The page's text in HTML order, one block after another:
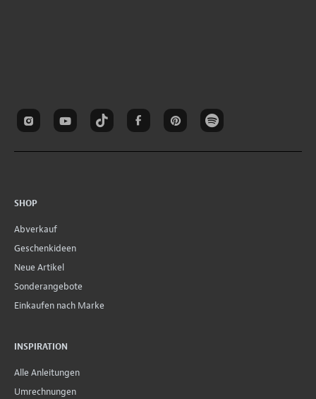
SHOP
Abverkauf
Geschenkideen
Neue Artikel
Sonderangebote
Einkaufen nach Marke
INSPIRATION
Alle Anleitungen
Umrechnungen